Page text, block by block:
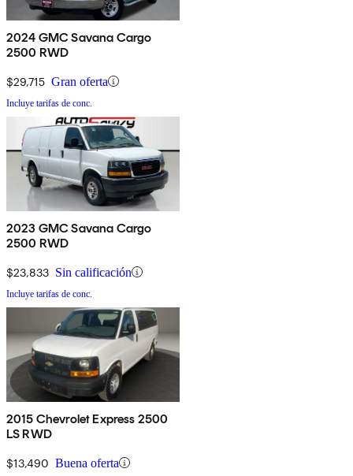
2024 GMC Savana Cargo
2500 RWD
$29,715 Gran oferta
Incluye tarifas de conc.
2023 GMC Savana Cargo
2500 RWD
$23,833 Sin calificación
Incluye tarifas de conc.
2015 Chevrolet Express 2500
LS RWD
$13,490 Buena oferta